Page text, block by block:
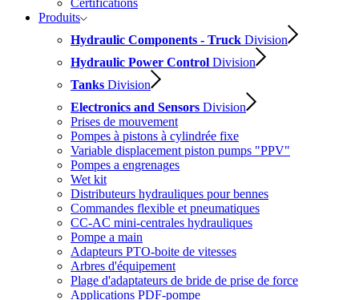
Certifications
Produits
Hydraulic Components - Truck Division
Hydraulic Power Control Division
Tanks Division
Electronics and Sensors Division
Prises de mouvement
Pompes à pistons à cylindrée fixe
Variable displacement piston pumps "PPV"
Pompes a engrenages
Wet kit
Distributeurs hydrauliques pour bennes
Commandes flexible et pneumatiques
CC-AC mini-centrales hydrauliques
Pompe a main
Adapteurs PTO-boite de vitesses
Arbres d'équipement
Plage d'adaptateurs de bride de prise de force
Applications PDF-pompe